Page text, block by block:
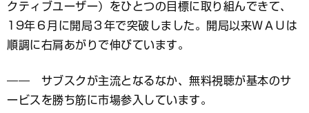
クティブユーザー）をひとつの目標に取り組んできて、
19年６月に開局３年で突破しました。開局以来ＷＡＵは
順調に右肩あがりで伸びています。
―― サブスクが主流となるなか、無料視聴が基本のサ
ービスを勝ち筋に市場参入しています。